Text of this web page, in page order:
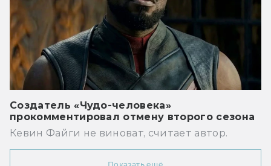
Создатель «Чудо-человека»
прокомментировал отмену второго сезона
Кевин Файги не виноват, считает автор.